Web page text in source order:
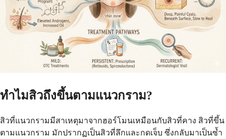
ทำไมสิวถึงขึ้นตามแนวกราม?
สิวที่แนวกรามมีสาเหตุมาจากฮอร์โมนเหมือนกับสิวที่คาง สิวที่ขึ้น
ตามแนวกราม มักปรากฏเป็นสิวที่ลึกและกดเจ็บ ซึ่งกลับมาเป็นซ้ำ